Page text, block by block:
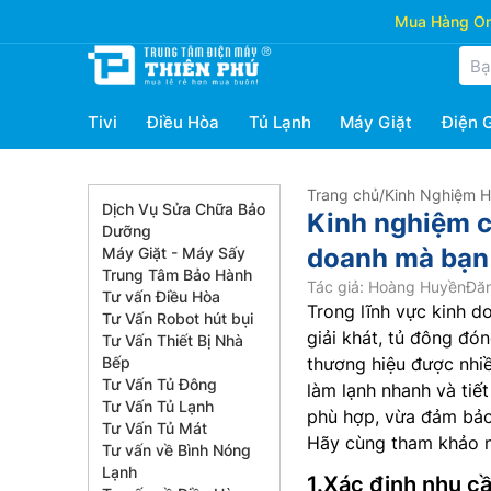
Mua Hàng
Tivi Điều Hòa Tủ Lạnh Máy Giặt Điện
Dịch Vụ Sửa Chữa Bảo
Dưỡng
Máy Giặt - Máy Sấy
Trung Tâm Bảo Hành
Tư vấn Điều Hòa
Tư Vấn Robot hút bụi
Tư Vấn Thiết Bị Nhà
Bếp
Tư Vấn Tủ Đông
Tư Vấn Tủ Lạnh
Tư Vấn Tủ Mát
Tư vấn về Bình Nóng
Lạnh
Trang chủ/Kinh Nghiệm
Kinh nghiệm
doanh mà
Tác giả: Hoàng Huyền
Trong lĩnh vực kinh
giải khát, tủ đông
thương hiệu được
làm lạnh nhanh và
phù hợp, vừa đảm
Hãy cùng tham khảo
1.Xác định nhu